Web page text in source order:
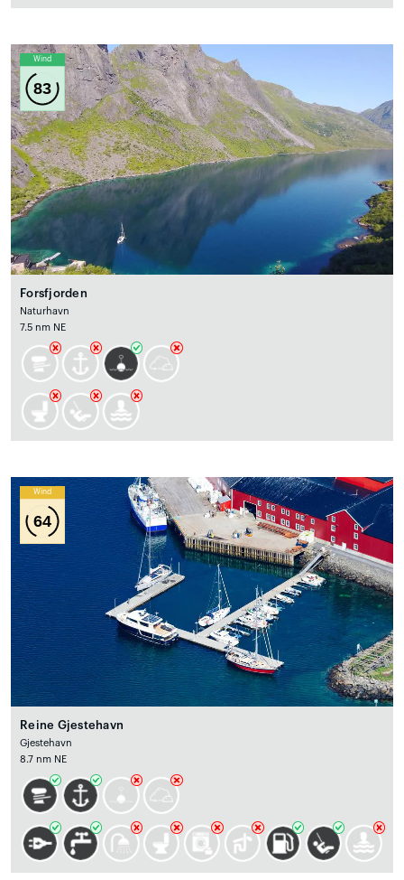
Wind
83
Forsfjorden
Naturhavn
7.5 nm NE
Wind
64
Reine Gjestehavn
Gjestehavn
8.7 nm NE